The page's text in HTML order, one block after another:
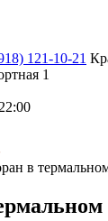
121-10-21
1
в